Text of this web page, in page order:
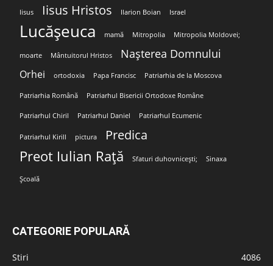
Iisus Iisus Hristos Ilarion Boian Israel
Lucășeuca mamă Mitropolia Mitropolia Moldovei;
moarte Mântuitorul Hristos Nașterea Domnului
Orhei ortodoxia Papa Francisc Patriarhia de la Moscova
Patriarhia Română Patriarhul Bisericii Ortodoxe Române
Patriarhul Chiril Patriarhul Daniel Patriarhul Ecumenic
Patriarhul Kirill pictura Predica
Preot Iulian Rață Sfaturi duhovnicești; Sinaxa
Școală
CATEGORIE POPULARĂ
Stiri
4086